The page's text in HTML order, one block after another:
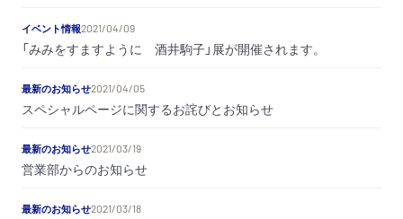
イベント情報2021/04/09
「みみをすますように 酒井駒子」展が開催されます。
最新のお知らせ2021/04/05
スペシャルページに関するお詫びとお知らせ
最新のお知らせ2021/03/19
営業部からのお知らせ
最新のお知らせ2021/03/18